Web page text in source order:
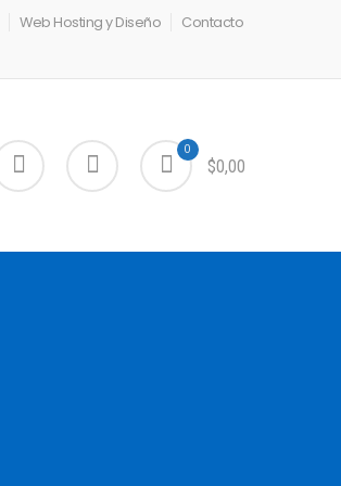
Web Hosting y Diseño Contacto
0
$0,00